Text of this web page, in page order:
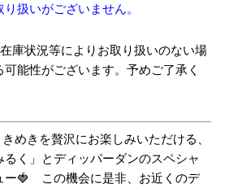
扱いがございません。
庫状況等によりお取り扱いのない場
能性がございます。予めご了承く
めきを贅沢にお楽しみいただける、
く」とディッパーダンのスペシャ
ー🍓 この機会に是非、お近くのデ